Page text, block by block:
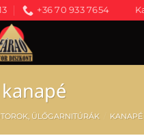
+36 70 933 7654
ÜLŐGARNITÚRÁK KANAPÉ